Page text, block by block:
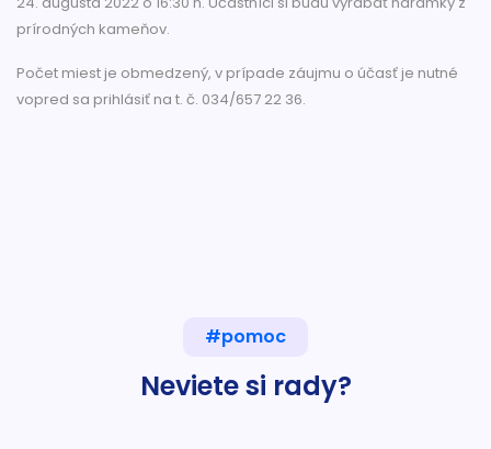
prírodných kameňov.
Počet miest je obmedzený, v prípade záujmu o účasť je nutné
vopred sa prihlásiť na t. č. 034/657 22 36.
#pomoc
Neviete si rady?